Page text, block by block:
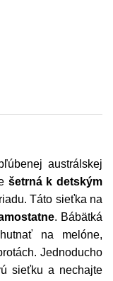
austrálskej
šetrná k detským
Táto sieťka na
. Bábätká
na melóne,
Jednoducho
sieťku a nechajte